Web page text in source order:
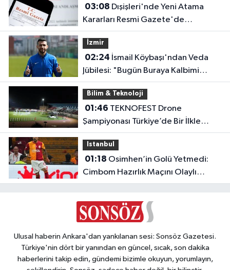
03:08
Kararları Resmi Gazete'de
Yayımlandı
İzmir
02:24
Jübilesi: "Bugün Buraya Kalbimi
Gömdüm"
Bilim & Teknoloji
01:46
Şampiyonası Türkiye’de Bir İlkle
Başladı!
Istanbul
01:18
Cimbom Hazırlık Maçını Olaylı
Kapattı!
Ulusal haberin Ankara'dan yankılanan sesi: Sonsöz Gazetesi.
Türkiye'nin dört bir yanından en güncel, sıcak, son dakika
haberlerini takip edin, gündemi bizimle okuyun, yorumlayın,